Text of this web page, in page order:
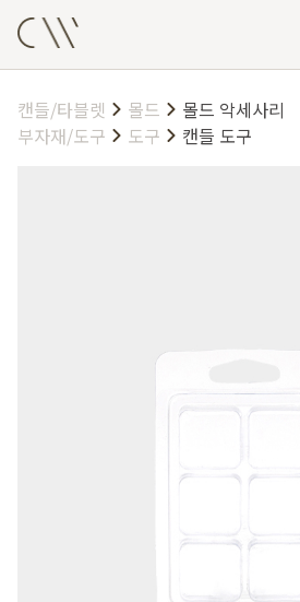
캔들/타블렛 몰드
몰드 악세사리
부자재/도구
도구 캔들 도구